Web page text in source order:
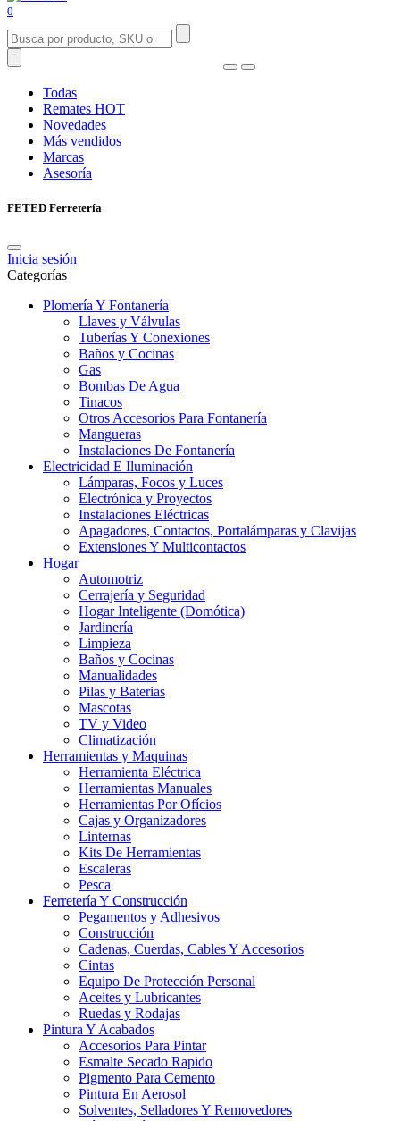
0
Todas
Remates HOT
Novedades
Más vendidos
Marcas
Asesoría
FETED Ferretería
Inicia sesión
Categorías
Plomería Y Fontanería
Llaves y Válvulas
Tuberías Y Conexiones
Baños y Cocinas
Gas
Bombas De Agua
Tinacos
Otros Accesorios Para Fontanería
Mangueras
Instalaciones De Fontanería
Electricidad E Iluminación
Lámparas, Focos y Luces
Electrónica y Proyectos
Instalaciones Eléctricas
Apagadores, Contactos, Portalámparas y Clavijas
Extensiones Y Multicontactos
Hogar
Automotriz
Cerrajería y Seguridad
Hogar Inteligente (Domótica)
Jardinería
Limpieza
Baños y Cocinas
Manualidades
Pilas y Baterias
Mascotas
TV y Video
Climatización
Herramientas y Maquinas
Herramienta Eléctrica
Herramientas Manuales
Herramientas Por Ofícios
Cajas y Organizadores
Linternas
Kits De Herramientas
Escaleras
Pesca
Ferretería Y Construcción
Pegamentos y Adhesivos
Construcción
Cadenas, Cuerdas, Cables Y Accesorios
Cintas
Equipo De Protección Personal
Aceites y Lubricantes
Ruedas y Rodajas
Pintura Y Acabados
Accesorios Para Pintar
Esmalte Secado Rapido
Pigmento Para Cemento
Pintura En Aerosol
Solventes, Selladores Y Removedores